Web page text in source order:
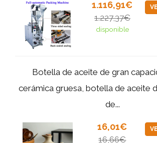
1.116,91€
1.227,37€
disponible
Botella de aceite de gran
cerámica gruesa, botella de aceite
de...
16,01€
16,66€